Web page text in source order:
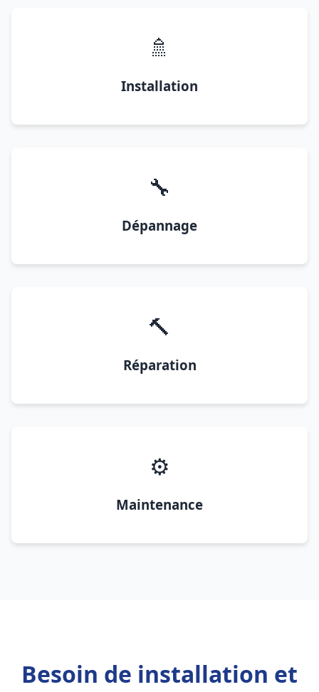
🚿
Installation
🔧
Dépannage
🔨
Réparation
⚙️
Maintenance
Besoin de installation et